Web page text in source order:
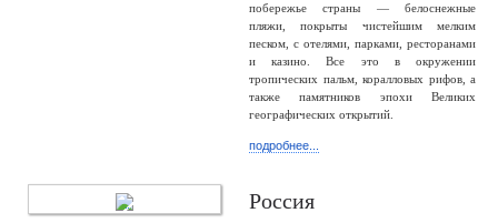
побережье страны — белоснежные
пляжи, покрыты чистейшим мелким
песком, с отелями, парками, ресторанами
и казино. Все это в окружении
тропических пальм, коралловых рифов, а
также памятников эпохи Великих
географических открытий.
подробнее...
Россия